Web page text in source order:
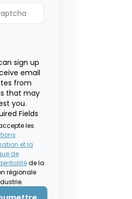
sign up
email
from
that may
you.
Fields
les
et la
de
de la
régionale